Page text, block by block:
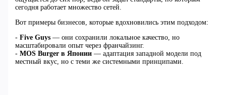
сегодня работает множество сетей.
Вот примеры бизнесов, которые вдохновились этим подходом:
- Five Guys— они сохранили локальное качество, но
масштабировали опыт через франчайзинг.
- MOS Burger в Японии— адаптация западной модели под
местный вкус, но с теми же системными принципами.